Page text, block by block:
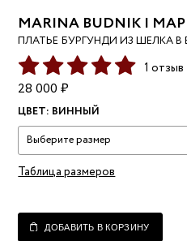
MARINA BUDNIK |
ПЛАТЬЕ БУРГУНДИ ИЗ ШЕЛКА
1 отзыв
28 000 ₽
ЦВЕТ: ВИННЫЙ
Выберите размер
Таблица размеров
ДОБАВИТЬ В КОРЗИНУ